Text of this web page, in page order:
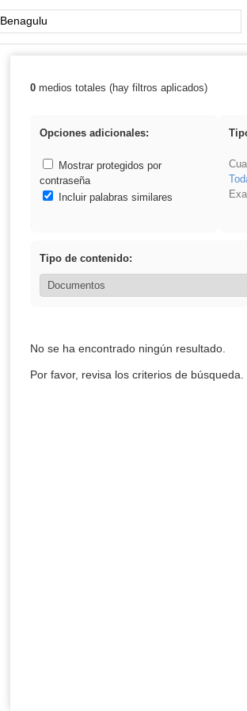
Palabra o frase:
Resultados de: Benagulu
0medios totales (hay filtros aplicados)
Opciones adicionales:
Mostrar protegidos por
contraseña
Incluir palabras similares
Tipo de contenido:
No se ha encontrado ningún resultado.
Por favor, revisa los criterios de búsqueda.